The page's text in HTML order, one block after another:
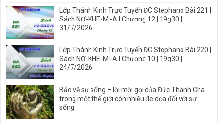
Lớp Thánh Kinh Trực Tuyến ĐC Stephano Bài 221 |
Sách NƠ-KHE-MI-A I Chương 12 | 19g30 |
31/7/2026
Lớp Thánh Kinh Trực Tuyến ĐC Stephano Bài 220 |
Sách NƠ-KHE-MI-A I Chương 10 | 19g30 |
24/7/2026
Bảo vệ sự sống – lời mời gọi của Đức Thánh Cha
trong một thế giới còn nhiều đe dọa đối với sự
sống